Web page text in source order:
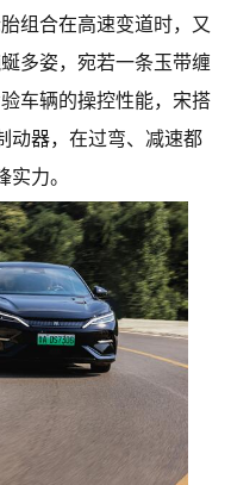
组合在高速变道时，又
多姿，宛若一条玉带缠
车辆的操控性能，宋搭
动器，在过弯、减速都
力。